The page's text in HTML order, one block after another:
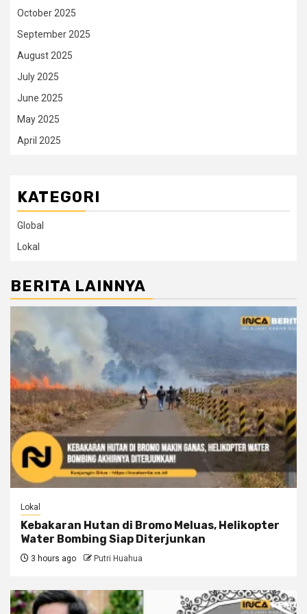
October 2025
September 2025
August 2025
July 2025
June 2025
May 2025
April 2025
KATEGORI
Global
Lokal
BERITA LAINNYA
Lokal
Kebakaran Hutan di Bromo Meluas, Helikopter
Water Bombing Siap Diterjunkan
3 hours ago Putri Huahua